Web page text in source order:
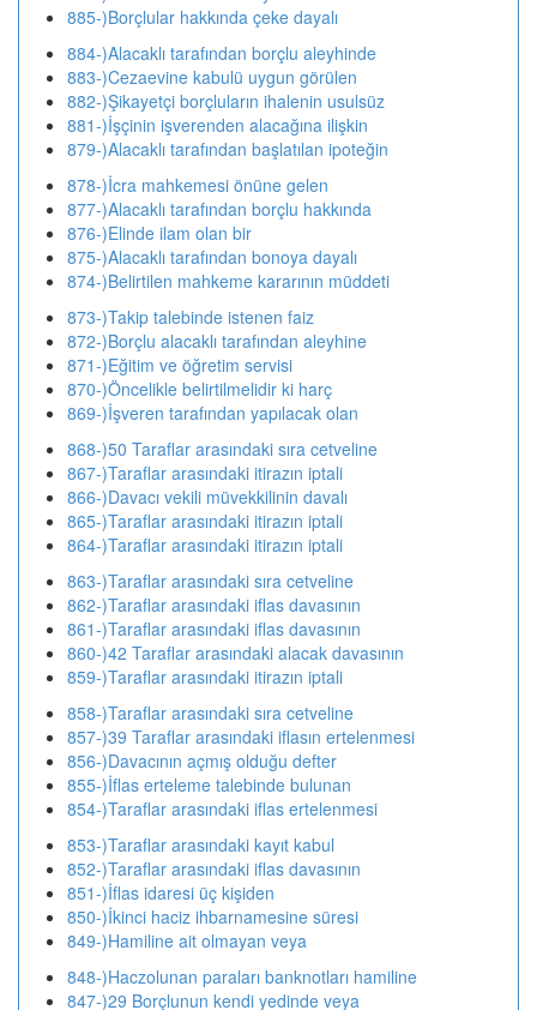
885-)Borçlular hakkında çeke dayalı
884-)Alacaklı tarafından borçlu aleyhinde
883-)Cezaevine kabulü uygun görülen
882-)Şikayetçi borçluların ihalenin usulsüz
881-)İşçinin işverenden alacağına ilişkin
879-)Alacaklı tarafından başlatılan ipoteğin
878-)İcra mahkemesi önüne gelen
877-)Alacaklı tarafından borçlu hakkında
876-)Elinde ilam olan bir
875-)Alacaklı tarafından bonoya dayalı
874-)Belirtilen mahkeme kararının müddeti
873-)Takip talebinde istenen faiz
872-)Borçlu alacaklı tarafından aleyhine
871-)Eğitim ve öğretim servisi
870-)Öncelikle belirtilmelidir ki harç
869-)İşveren tarafından yapılacak olan
868-)50 Taraflar arasındaki sıra cetveline
867-)Taraflar arasındaki itirazın iptali
866-)Davacı vekili müvekkilinin davalı
865-)Taraflar arasındaki itirazın iptali
864-)Taraflar arasındaki itirazın iptali
863-)Taraflar arasındaki sıra cetveline
862-)Taraflar arasındaki iflas davasının
861-)Taraflar arasındaki iflas davasının
860-)42 Taraflar arasındaki alacak davasının
859-)Taraflar arasındaki itirazın iptali
858-)Taraflar arasındaki sıra cetveline
857-)39 Taraflar arasındaki iflasın ertelenmesi
856-)Davacının açmış olduğu defter
855-)İflas erteleme talebinde bulunan
854-)Taraflar arasındaki iflas ertelenmesi
853-)Taraflar arasındaki kayıt kabul
852-)Taraflar arasındaki iflas davasının
851-)İflas idaresi üç kişiden
850-)İkinci haciz ihbarnamesine süresi
849-)Hamiline ait olmayan veya
848-)Haczolunan paraları banknotları hamiline
847-)29 Borçlunun kendi yedinde veya